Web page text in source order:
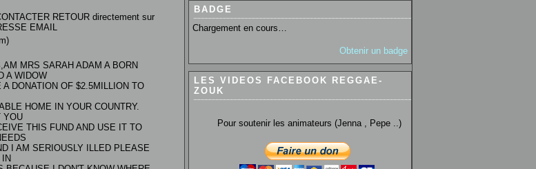
RETOUR directement sur
EMAIL
MRS SARAH ADAM A BORN
A WIDOW
DONATION OF $2.5MILLION TO
HOME IN YOUR COUNTRY.
YOU
THIS FUND AND USE IT TO
I AM SERIOUSLY ILLED PLEASE
BADGE
Chargement en cours…
Obtenir un badge
LES VIDEOS FACEBOOK REGGAE-
ZOUK
Pour soutenir les animateurs (Jenna , Pepe ..)